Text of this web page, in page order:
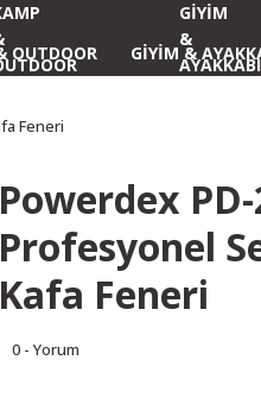
OUTDOOR GİYİM &
Feneri
Powerdex
Profesyonel
Kafa Feneri
0 - Yorum